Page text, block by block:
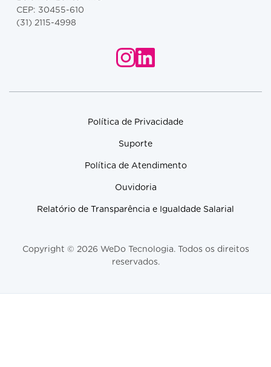
CEP: 30455-610
(31) 2115-4998
Política de Privacidade
Suporte
Política de Atendimento
Ouvidoria
Relatório de Transparência e Igualdade Salarial
Copyright © 2026 WeDo Tecnologia. Todos os direitos
reservados.